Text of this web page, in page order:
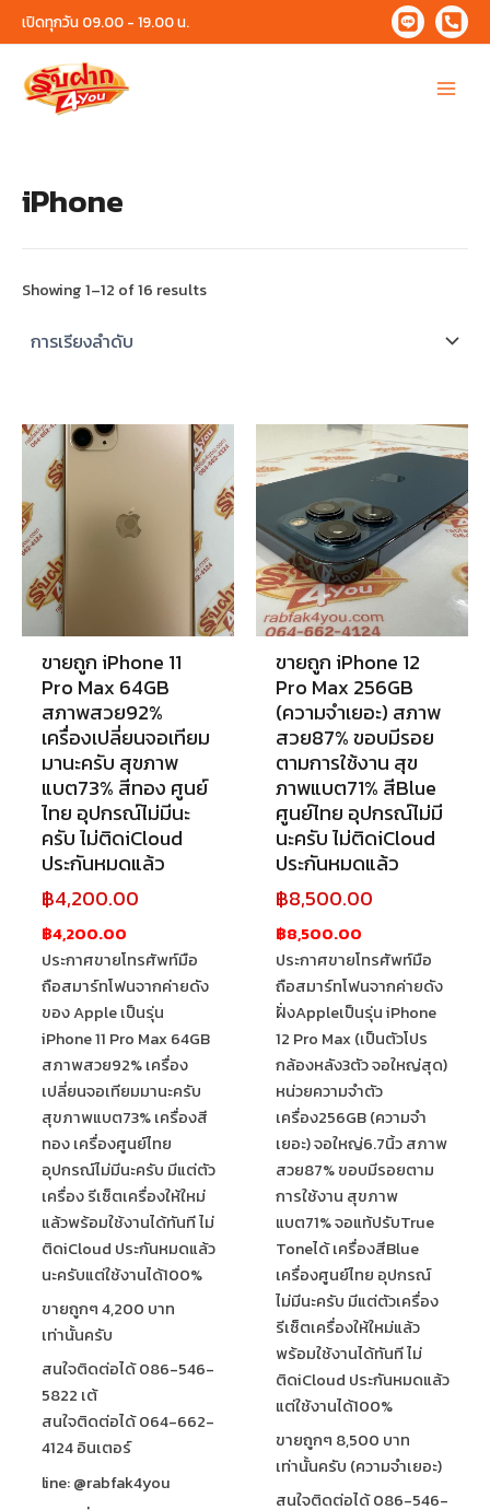
Skip
to
content
เปิดทุกวัน 09.00 - 19.00 น.
Main
iPhone
Showing 1–12 of 16 results
ขายถูก iPhone 11
Pro Max 64GB
สภาพสวย92%
เครื่องเปลี่ยนจอเทียม
มานะครับ สุขภาพ
แบต73% สีทอง ศูนย์
ไทย อุปกรณ์ไม่มีนะ
ครับ ไม่ติดiCloud
ประกันหมดแล้ว
฿4,200.00
฿4,200.00
ประกาศขายโทรศัพท์มือ
ถือสมาร์ทโฟนจากค่ายดัง
ของ Apple เป็นรุ่น
iPhone 11 Pro Max 64GB
สภาพสวย92% เครื่อง
เปลี่ยนจอเทียมมานะครับ
สุขภาพแบต73% เครื่องสี
ทอง เครื่องศูนย์ไทย
อุปกรณ์ไม่มีนะครับ มีแต่ตัว
เครื่อง รีเซ็ตเครื่องให้ใหม่
แล้วพร้อมใช้งานได้ทันที ไม่
ติดiCloud ประกันหมดแล้ว
นะครับแต่ใช้งานได้100%
ขายถูกๆ 4,200 บาท
เท่านั้นครับ
สนใจติดต่อได้ 086-546-
5822 เต้
สนใจติดต่อได้ 064-662-
4124 อินเตอร์
line: @rabfak4you
ขายถูก iPhone 12
Pro Max 256GB
(ความจำเยอะ) สภาพ
สวย87% ขอบมีรอย
ตามการใช้งาน สุข
ภาพแบต71% สีBlue
ศูนย์ไทย อุปกรณ์ไม่มี
นะครับ ไม่ติดiCloud
ประกันหมดแล้ว
฿8,500.00
฿8,500.00
ประกาศขายโทรศัพท์มือ
ถือสมาร์ทโฟนจากค่ายดัง
ฝั่งAppleเป็นรุ่น iPhone
12 Pro Max (เป็นตัวโปร
กล้องหลัง3ตัว จอใหญ่สุด)
หน่วยความจำตัว
เครื่อง256GB (ความจำ
เยอะ) จอใหญ่6.7นิ้ว สภาพ
สวย87% ขอบมีรอยตาม
การใช้งาน สุขภาพ
แบต71% จอแท้ปรับTrue
Toneได้ เครื่องสีBlue
เครื่องศูนย์ไทย อุปกรณ์
ไม่มีนะครับ มีแต่ตัวเครื่อง
รีเซ็ตเครื่องให้ใหม่แล้ว
พร้อมใช้งานได้ทันที ไม่
ติดiCloud ประกันหมดแล้ว
แต่ใช้งานได้100%
ขายถูกๆ 8,500 บาท
เท่านั้นครับ (ความจำเยอะ)
สนใจติดต่อได้ 086-546-